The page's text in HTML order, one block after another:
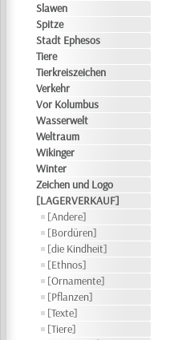
Slawen
Spitze
Stadt Ephesos
Tiere
Tierkreiszeichen
Verkehr
Vor Kolumbus
Wasserwelt
Weltraum
Wikinger
Winter
Zeichen und Logo
[LAGERVERKAUF]
[Andere]
[Bordüren]
[die Kindheit]
[Ethnos]
[Ornamente]
[Pflanzen]
[Texte]
[Tiere]